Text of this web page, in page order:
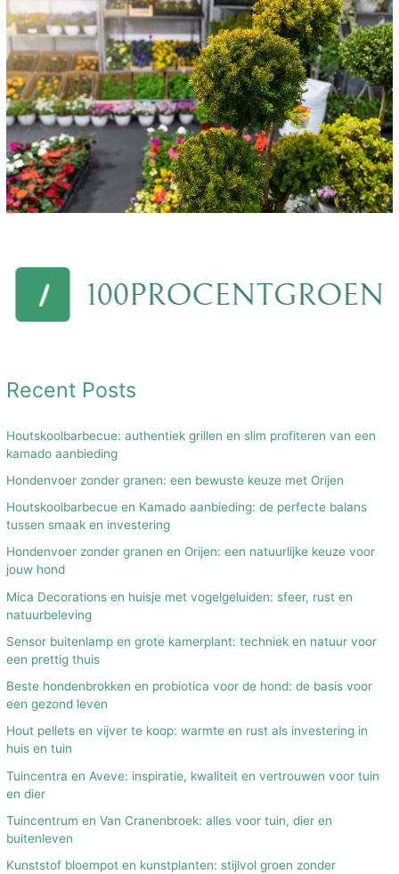
Recent Posts
Houtskoolbarbecue: authentiek grillen en slim profiteren van een
kamado aanbieding
Hondenvoer zonder granen: een bewuste keuze met Orijen
Houtskoolbarbecue en Kamado aanbieding: de perfecte balans
tussen smaak en investering
Hondenvoer zonder granen en Orijen: een natuurlijke keuze voor
jouw hond
Mica Decorations en huisje met vogelgeluiden: sfeer, rust en
natuurbeleving
Sensor buitenlamp en grote kamerplant: techniek en natuur voor
een prettig thuis
Beste hondenbrokken en probiotica voor de hond: de basis voor
een gezond leven
Hout pellets en vijver te koop: warmte en rust als investering in
huis en tuin
Tuincentra en Aveve: inspiratie, kwaliteit en vertrouwen voor tuin
en dier
Tuincentrum en Van Cranenbroek: alles voor tuin, dier en
buitenleven
Kunststof bloempot en kunstplanten: stijlvol groen zonder